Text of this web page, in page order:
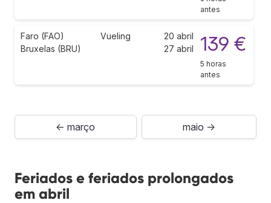
antes
Faro (FAO)
Bruxelas (BRU)
Vueling
20 abril
27 abril
139 €
5 horas
antes
← março maio →
Feriados e feriados prolongados
em abril